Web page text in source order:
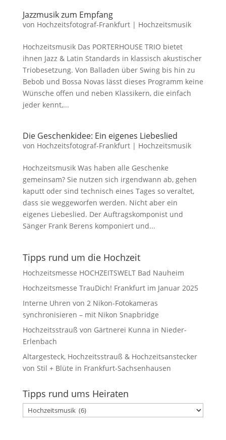
Jazzmusik zum Empfang
von Hochzeitsfotograf-Frankfurt| Hochzeitsmusik
Hochzeitsmusik Das PORTERHOUSE TRIO bietet
ihnen Jazz & Latin Standards in klassisch akustischer
Triobesetzung. Von Balladen über Swing bis hin zu
Bebob und Bossa Novas lässt dieses Programm keine
Wünsche offen und neben Klassikern, die einfach
jeder kennt,...
Die Geschenkidee: Ein eigenes Liebeslied
von Hochzeitsfotograf-Frankfurt| Hochzeitsmusik
Hochzeitsmusik Was haben alle Geschenke
gemeinsam? Sie nutzen sich irgendwann ab, gehen
kaputt oder sind technisch eines Tages so veraltet,
dass sie weggeworfen werden. Nicht aber ein
eigenes Liebeslied. Der Auftragskomponist und
Sänger Frank Berens komponiert und...
Tipps rund um die Hochzeit
Hochzeitsmesse HOCHZEITSWELT Bad Nauheim
Hochzeitsmesse TrauDich! Frankfurt im Januar 2025
Interne Uhren von 2 Nikon-Fotokameras
synchronisieren – mit Nikon Snapbridge
Hochzeitsstrauß von Gärtnerei Kunna in Nieder-
Erlenbach
Altargesteck, Hochzeitsstrauß & Hochzeitsanstecker
von Stil + Blüte in Frankfurt-Sachsenhausen
Tipps rund ums Heiraten
Tipps
rund